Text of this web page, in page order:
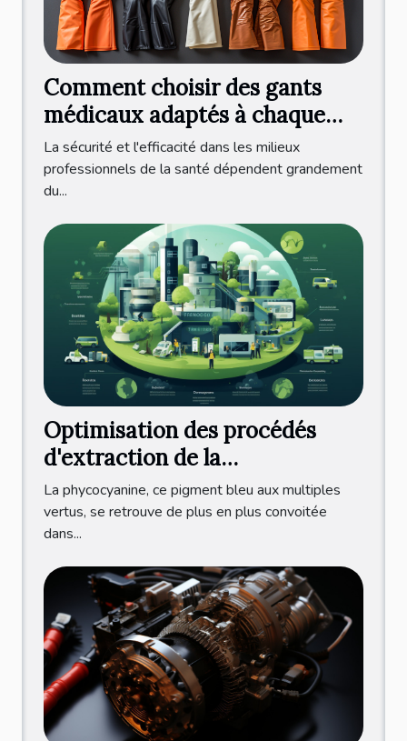
Comment choisir des gants
médicaux adaptés à chaque
pratique professionnelle ?
La sécurité et l'efficacité dans les milieux
professionnels de la santé dépendent grandement
du...
Optimisation des procédés
d'extraction de la
phycocyanine pour une
production durable et éco-
responsable
La phycocyanine, ce pigment bleu aux multiples
vertus, se retrouve de plus en plus convoitée
dans...